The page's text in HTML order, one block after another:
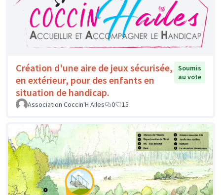
Création d'une aire de jeux sécurisée,
en extérieur, pour des enfants en
situation de handicap.
Soumis
au vote
Association Coccin'H Ailes 0 15